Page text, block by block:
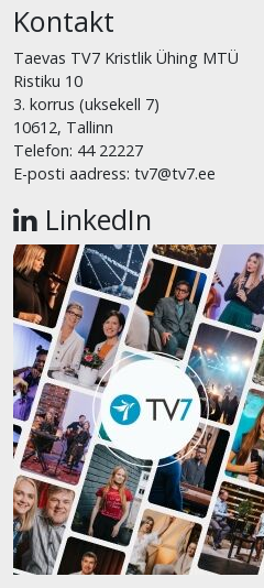
Kontakt
Taevas TV7 Kristlik Ühing MTÜ
Ristiku 10
3. korrus (uksekell 7)
10612, Tallinn
Telefon: 44 22227
E-posti aadress: tv7@tv7.ee
LinkedIn